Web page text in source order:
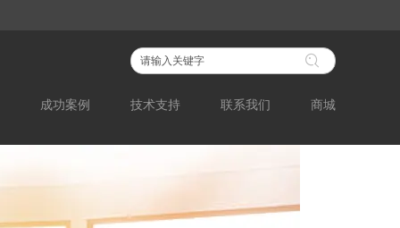
成功案例 技术支持 联系我们 商城